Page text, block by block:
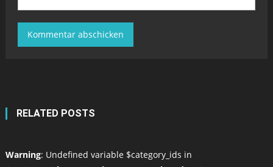
RELATED POSTS
Warning: Undefined variable $category_ids in